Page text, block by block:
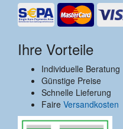
Ihre Vorteile
Individuelle Beratung
Günstige Preise
Schnelle Lieferung
Faire Versandkosten